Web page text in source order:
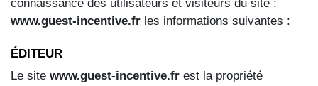
connaissance des utilisateurs et visiteurs du site :
www.guest-incentive.fr les informations suivantes :
ÉDITEUR
Le site www.guest-incentive.fr est la propriété